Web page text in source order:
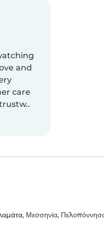
and
care
, Μεσσηνία,